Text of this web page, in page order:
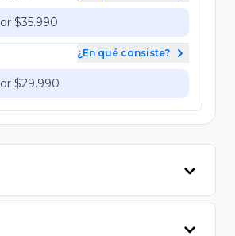
$35.990
¿En qué consiste?
$29.990